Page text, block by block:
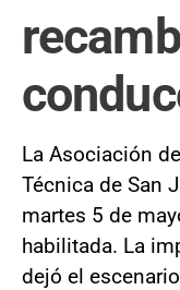
La Asociación
Técnica de San
martes 5 de
habilitada. La
dejó el